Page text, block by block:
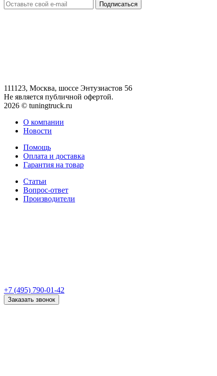
111123, Москва, шоссе Энтузиастов 56
Не является публичной офертой.
2026 © tuningtruck.ru
О компании
Новости
Помощь
Оплата и доставка
Гарантия на товар
Статьи
Вопрос-ответ
Производители
+7 (495) 790-01-42
Заказать звонок